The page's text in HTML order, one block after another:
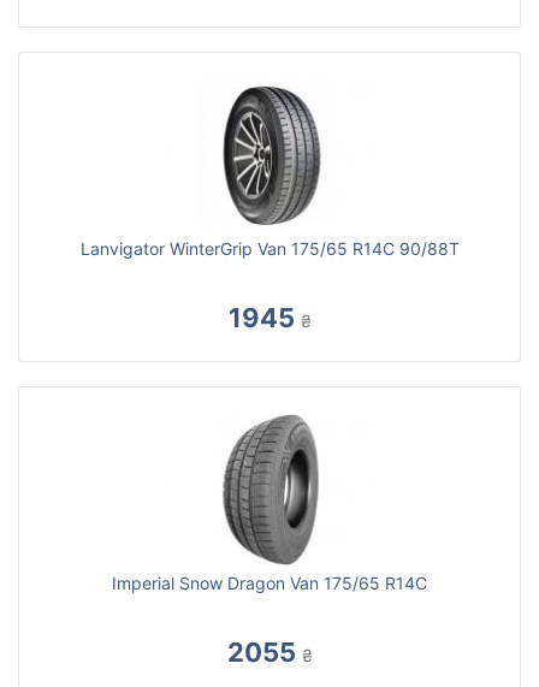
Lanvigator WinterGrip Van 175/65 R14C 90/88T
1945 ₴
Imperial Snow Dragon Van 175/65 R14C
2055 ₴